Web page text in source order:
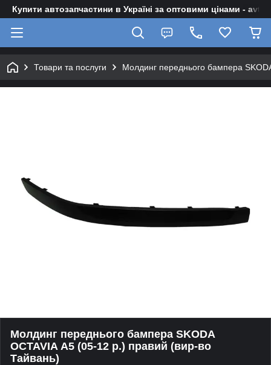
Купити автозапчастини в Україні за оптовими цінами -
Товари та послуги Молдинг переднього бампера
Молдинг переднього бампера SKODA
OCTAVIA А5 (05-12 р.) правий (вир-во
Тайвань)